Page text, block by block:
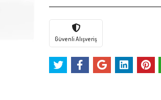
Güvenli Alışveriş